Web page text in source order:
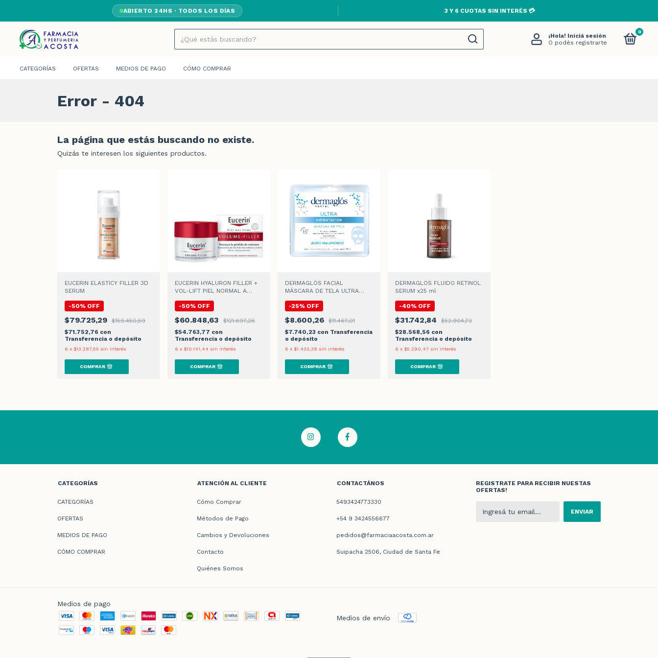
ABIERTO 24HS · TODOS LOS DÍAS 3 Y 6 CUOTAS SIN INTERÉS 💳
¡Hola! Iniciá sesión
O podés registrarte
0
CATEGORÍAS OFERTAS MEDIOS DE PAGO CÓMO COMPRAR
Error - 404
La página que estás buscando no existe.
Quizás te interesen los siguientes productos.
EUCERIN ELASTICY FILLER 3D
SERUM
-50% OFF
$79.725,29
$159.450,59
$71.752,76 con
Transferencia o depósito
6 x $13.287,55 sin interés
EUCERIN HYALURON FILLER +
VOL-LIFT PIEL NORMAL A
-50% OFF
$60.848,63
$121.697,26
$54.763,77 con
Transferencia o depósito
6 x $10.141,44 sin interés
DERMAGLÓS FACIAL
MÁSCARA DE TELA ULTRA
-25% OFF
$8.600,26
$11.467,01
$7.740,23 con Transferencia
o depósito
6 x $1.433,38 sin interés
DERMAGLOS FLUIDO RETINOL
SERUM x25 ml
-40% OFF
$31.742,84
$52.904,73
$28.568,56 con
Transferencia o depósito
6 x $5.290,47 sin interés
CATEGORÍAS
CATEGORÍAS
OFERTAS
MEDIOS DE PAGO
CÓMO COMPRAR
ATENCIÓN AL CLIENTE
Cómo Comprar
Métodos de Pago
Cambios y Devoluciones
Contacto
Quiénes Somos
CONTACTÁNOS
5493424773330
+54 9 3424556677
pedidos@farmaciaacosta.com.ar
Suipacha 2506, Ciudad de Santa Fe
REGISTRATE PARA RECIBIR NUESTAS
OFERTAS!
Medios de pago
Medios de envío